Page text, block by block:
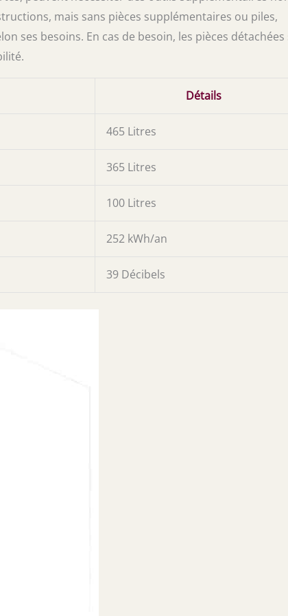
mais sans pièces supplémentaires ou piles,
ses besoins. En cas de besoin, les pièces
Détails
465 Litres
365 Litres
100 Litres
252 kWh/an
39 Décibels